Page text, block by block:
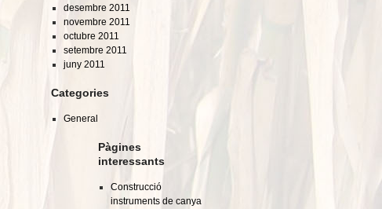
desembre 2011
novembre 2011
octubre 2011
setembre 2011
juny 2011
Categories
General
Pàgines
interessants
Construcció
instruments de canya